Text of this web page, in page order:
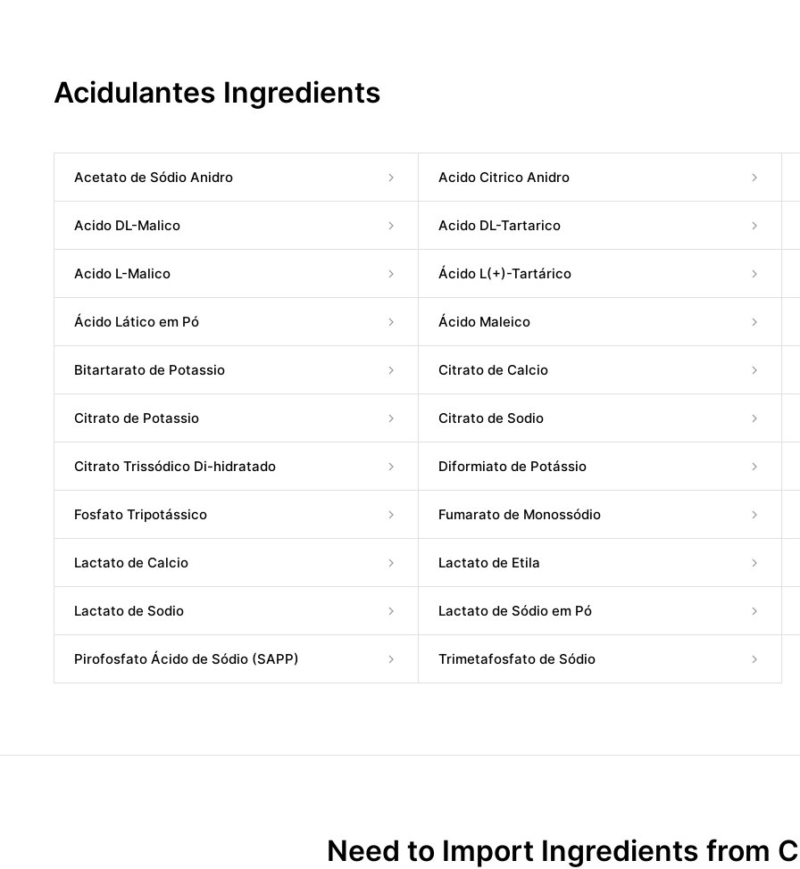
Acidulantes Ingredients
Acetato de Sódio Anidro Acido Citrico Anidro
Acido DL-Malico Acido DL-Tartarico
Acido L-Malico Ácido L(+)-Tartárico
Ácido Lático em Pó Ácido Maleico
Bitartarato de Potassio Citrato de Calcio
Citrato de Potassio Citrato de Sodio
Citrato Trissódico Di-hidratado Diformiato de Potássio
Fosfato Tripotássico Fumarato de Monossódio
Lactato de Calcio Lactato de Etila
Lactato de Sodio Lactato de Sódio em Pó
Pirofosfato Ácido de Sódio (SAPP) Trimetafosfato de Sódio
Need to Import Ingredients from